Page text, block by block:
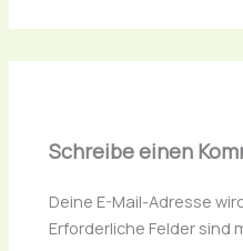
Schreibe einen
Deine E-Mail-Adresse
Erforderliche Felder sind